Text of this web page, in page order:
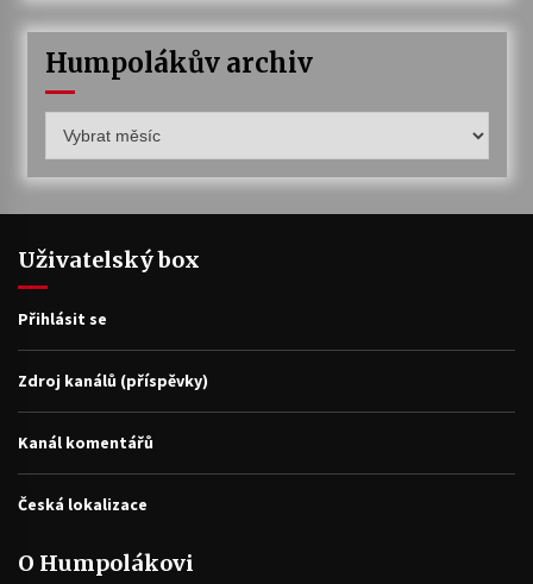
Humpolákův archiv
archiv
Uživatelský box
Přihlásit se
Zdroj kanálů (příspěvky)
Kanál komentářů
Česká lokalizace
O Humpolákovi